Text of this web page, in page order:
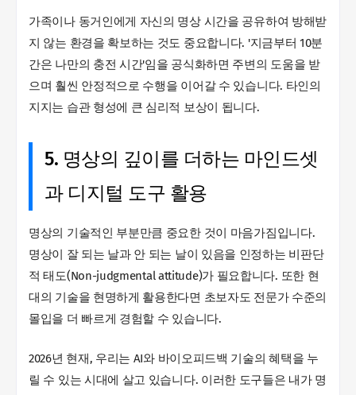
가족이나 동거인에게 자신의 명상 시간을 공유하여 방해받
지 않는 환경을 확보하는 것도 중요합니다. '지금부터 10분
간은 나만의 충전 시간'임을 공식화하면 주변의 도움을 받
으며 훨씬 안정적으로 수행을 이어갈 수 있습니다. 타인의
지지는 습관 형성에 큰 심리적 보상이 됩니다.
5. 명상의 깊이를 더하는 마인드셋
과 디지털 도구 활용
명상의 기술적인 부분만큼 중요한 것이 마음가짐입니다.
명상이 잘 되는 날과 안 되는 날이 있음을 인정하는 비판단
적 태도(Non-judgmental attitude)가 필요합니다. 또한 현
대의 기술을 현명하게 활용한다면 초보자도 전문가 수준의
몰입을 더 빠르게 경험할 수 있습니다.
2026년 현재, 우리는 AI와 바이오피드백 기술의 혜택을 누
릴 수 있는 시대에 살고 있습니다. 이러한 도구들은 내가 명